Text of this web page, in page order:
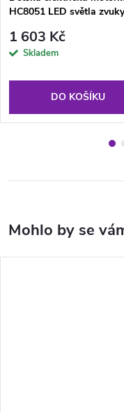
HC8051 LED světla zvuky
1 603 Kč
Skladem
DO KOŠÍKU